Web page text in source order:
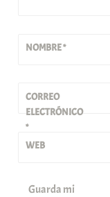
NOMBRE*
CORREO
ELECTRÓNICO
*
WEB
Guarda mi